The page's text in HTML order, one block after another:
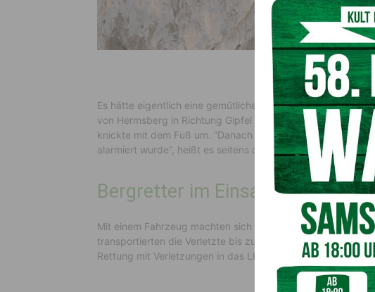
Es hätte eigentlich eine gemütliche Wanderung auf den
von Hermsberg in Richtung Gipfel rutschte eine 60-jährige
knickte mit dem Fuß um. “Danach konnte die Frau nicht
alarmiert wurde”, heißt es seitens der Polizei.
Bergretter im Einsatz
Mit einem Fahrzeug machten sich sechs Bergretter,
transportierten die Verletzte bis zum nächstgelegenen,
Rettung mit Verletzungen in das LKH Villach eingeliefert.